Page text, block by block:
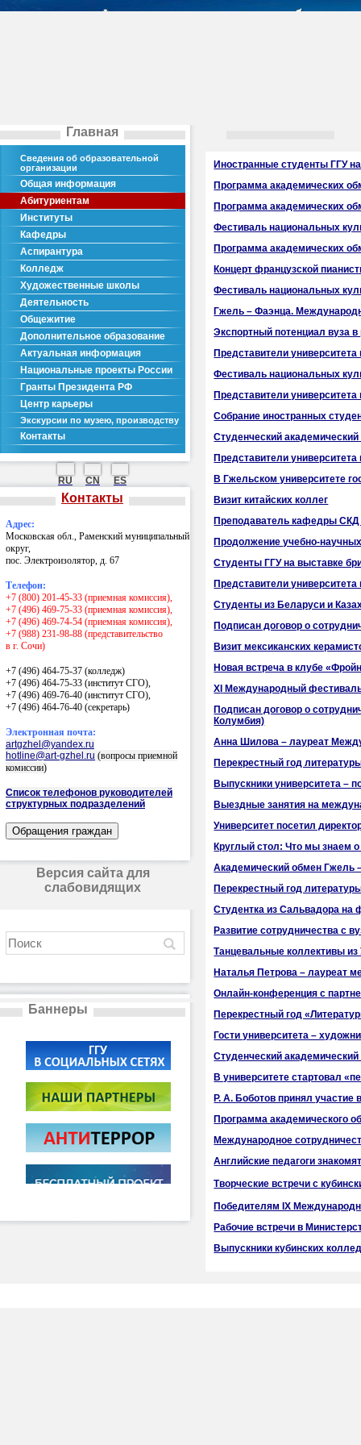
Главная
Сведения об образовательной
организации
Общая информация
Абитуриентам
Институты
Кафедры
Аспирантура
Колледж
Художественные школы
Деятельность
Общежитие
Дополнительное образование
Актуальная информация
Национальные проекты России
Гранты Президента РФ
Центр карьеры
Экскурсии по музею, производству
Контакты
RU CN ES
Контакты
Адрес:
Московская обл., Раменский муниципальный
округ,
пос. Электроизолятор, д. 67
Телефон:
+7 (800) 201-45-33 (приемная комиссия),
+7 (496) 469-75-33 (приемная комиссия),
+7 (496) 469-74-54 (приемная комиссия),
+7 (988) 231-98-88 (представительство
в г. Сочи)
+7 (496) 464-75-37 (колледж)
+7 (496) 464-75-33 (институт СГО),
+7 (496) 469-76-40 (институт СГО),
+7 (496) 464-76-40 (секретарь)
Электронная почта:
artgzhel@yandex.ru
hotline@art-gzhel.ru (вопросы приемной
комиссии)
Список телефонов руководителей
структурных подразделений
Версия сайта для
слабовидящих
Баннеры
Иностранные студенты ГГУ
Программа академических
Программа академических
Фестиваль национальных
Программа академических
Концерт французской
Фестиваль национальных
Гжель – Фаэнца.
Экспортный потенциал вуза в
Представители
Фестиваль национальных
Представители
Собрание иностранных
Студенческий
Представители
В Гжельском университете
Визит китайских коллег
Преподаватель кафедры
Продолжение учебно-
Студенты ГГУ на выставке
Представители
Студенты из Беларуси и
Подписан договор о
Визит мексиканских
Новая встреча в клубе
X Международный
Подписан договор о
Колумбия)
Анна Шилова – лауреат
Перекрестный год
Выпускники университета –
Выездные занятия на
Университет посетил
Круглый стол: Что мы знаем о
Академический обмен Гжель
Перекрестный год
Студентка из Сальвадора на
Развитие сотрудничества с
Танцевальные коллективы из
Наталья Петрова – лауреат
Онлайн-конференция с
Перекрестный год
Гости университета –
Студенческий
В университете стартовал
Р. А. Боботов принял участие
Программа академического
Международное
Английские педагоги
Творческие встречи с
Победителям IХ
Рабочие встречи в
Выпускники кубинских